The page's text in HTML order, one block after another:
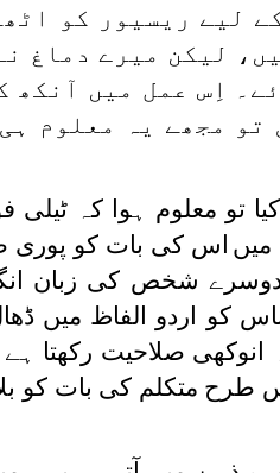
لیے ریسیور کو
لیکن میرے دماغ
اِس عمل میں آنکھ
مجھے یہ معلوم
تو معلوم ہوا کہ
میں اس کی بات کو پوری
دوسرے شخص کی زبان
اردو الفاظ میں
صلاحیت رکھتا ہے
طرح متکلم کی بات کو